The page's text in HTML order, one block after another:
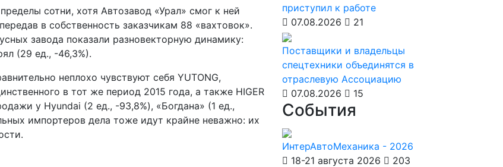
сотни, хотя Автозавод «Урал» смог к ней
в собственность заказчикам 88 «вахтовок».
завода показали разновекторную динамику:
(29 ед., -46,3%).
неплохо чувствуют себя YUTONG,
в тот же период 2015 года, а также HIGER
у Hyundai (2 ед., -93,8%), «Богдана» (1 ед.,
импортеров дела тоже идут крайне неважно: их
приступил к работе
07.08.2026
21
Поставщики и владельцы
спецтехники объединятся в
отраслевую Ассоциацию
07.08.2026
15
События
ИнтерАвтоМеханика - 2026
18-21 августа 2026
203